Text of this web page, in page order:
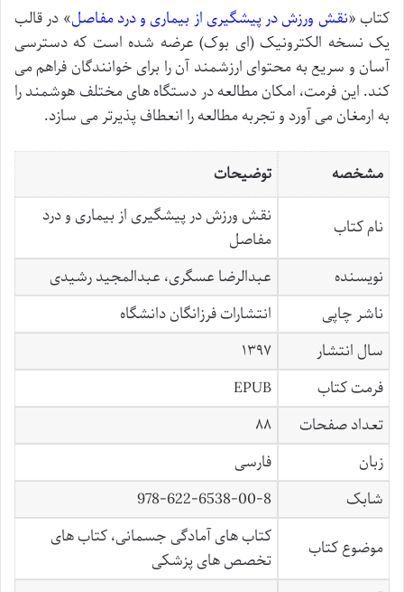
کتاب «نقش ورزش در پیشگیری از بیماری و درد مفاصل» در قالب
یک نسخه الکترونیک (ای بوک) عرضه شده است که دسترسی
آسان و سریع به محتوای ارزشمند آن را برای خوانندگان فراهم می
کند. این فرمت، امکان مطالعه در دستگاه های مختلف هوشمند را
به ارمغان می آورد و تجربه مطالعه را انعطاف پذیرتر می سازد.
مشخصه توضیحات
نام کتاب
نقش ورزش در پیشگیری از بیماری و درد
مفاصل
نویسنده
عبدالرضا عسگری، عبدالمجید رشیدی
ناشر چاپی
انتشارات فرزانگان دانشگاه
سال انتشار
۱۳۹۷
فرمت کتاب
EPUB
تعداد صفحات
۸۸
زبان
فارسی
شابک
978-622-6538-00-8
موضوع کتاب
کتاب های آمادگی جسمانی، کتاب های
تخصص های پزشکی